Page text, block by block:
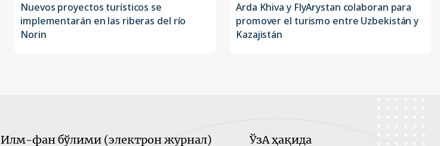
Nuevos proyectos turísticos se
implementarán en las riberas del río
Norin
Arda Khiva y FlyArystan colaboran para
promover el turismo entre Uzbekistán y
Kazajistán
Илм-фан бўлими (электрон журнал) ЎзА ҳақида